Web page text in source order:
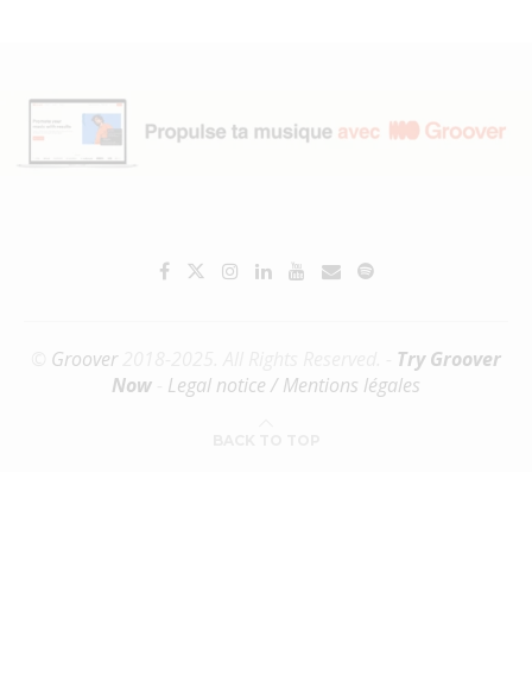
Groover2018-2025. All Rights Reserved. - Try Groover
Now
Legal notice / Mentions légales